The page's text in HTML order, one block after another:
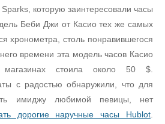
которую заинтересовали часы
Беби Джи от Касио тех же самых
хронометра, столь понравившегося
времени эта модель часов Касио
стоила около 50 $.
с радостью обнаружили, что для
имиджу любимой певицы, нет
дорогие наручные часы Hublot.